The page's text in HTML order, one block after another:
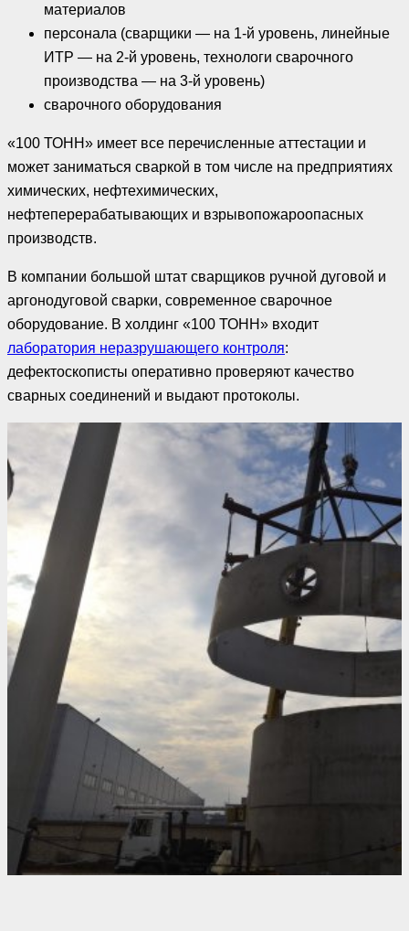
материалов
персонала (сварщики — на 1-й уровень, линейные
ИТР — на 2-й уровень, технологи сварочного
производства — на 3-й уровень)
сварочного оборудования
«100 ТОНН» имеет все перечисленные аттестации и
может заниматься сваркой в том числе на предприятиях
химических, нефтехимических,
нефтеперерабатывающих и взрывопожароопасных
производств.
В компании большой штат сварщиков ручной дуговой и
аргонодуговой сварки, современное сварочное
оборудование. В холдинг «100 ТОНН» входит
лаборатория неразрушающего контроля:
дефектоскописты оперативно проверяют качество
сварных соединений и выдают протоколы.